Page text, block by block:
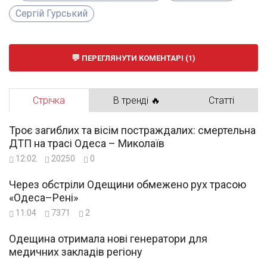
Сергій Гурський
ПЕРЕГЛЯНУТИ КОМЕНТАРІ (1)
Стрічка В тренді 🔥 Статті
Троє загиблих та вісім постраждалих: смертельна
ДТП на трасі Одеса – Миколаїв
12:02 20250 0
Через обстріли Одещини обмежено рух трасою
«Одеса–Рені»
11:04 7371 2
Одещина отримала нові генератори для
медичних закладів регіону